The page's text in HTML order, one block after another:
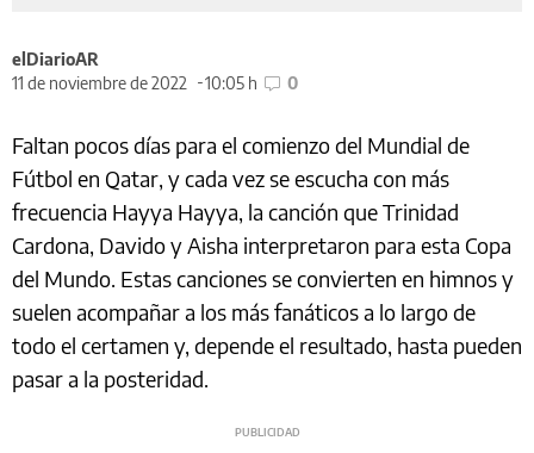
elDiarioAR
11 de noviembre de 2022
10:05 h 0
Faltan pocos días para el comienzo del Mundial de
Fútbol en Qatar, y cada vez se escucha con más
frecuencia Hayya Hayya, la canción que Trinidad
Cardona, Davido y Aisha interpretaron para esta Copa
del Mundo. Estas canciones se convierten en himnos y
suelen acompañar a los más fanáticos a lo largo de
todo el certamen y, depende el resultado, hasta pueden
pasar a la posteridad.